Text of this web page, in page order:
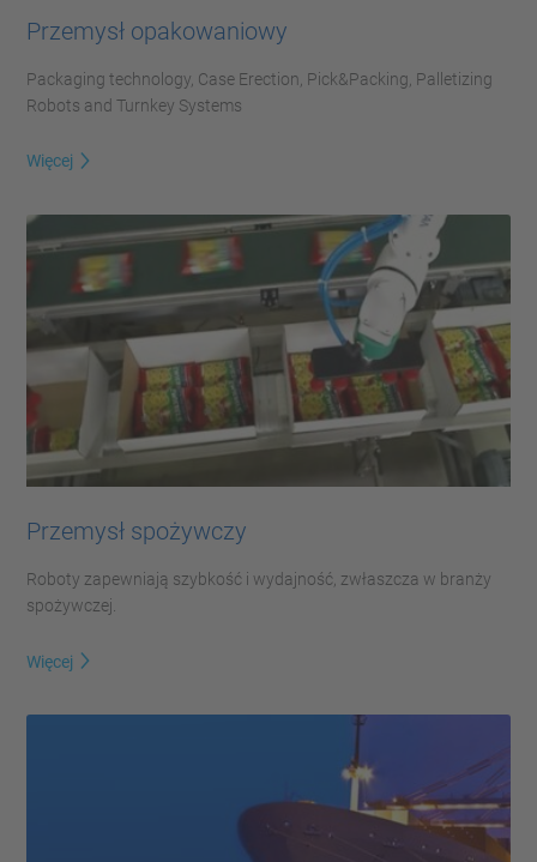
Przemysł opakowaniowy
Packaging technology, Case Erection, Pick&Packing, Palletizing
Robots and Turnkey Systems
Więcej
Przemysł spożywczy
Roboty zapewniają szybkość i wydajność, zwłaszcza w branży
spożywczej.
Więcej